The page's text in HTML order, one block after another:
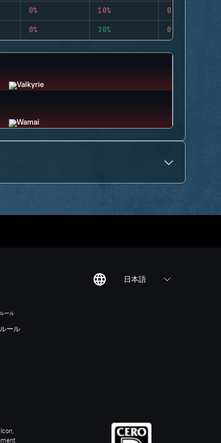
0% 10% 0
0% 30% 0
日本語
ール
ール